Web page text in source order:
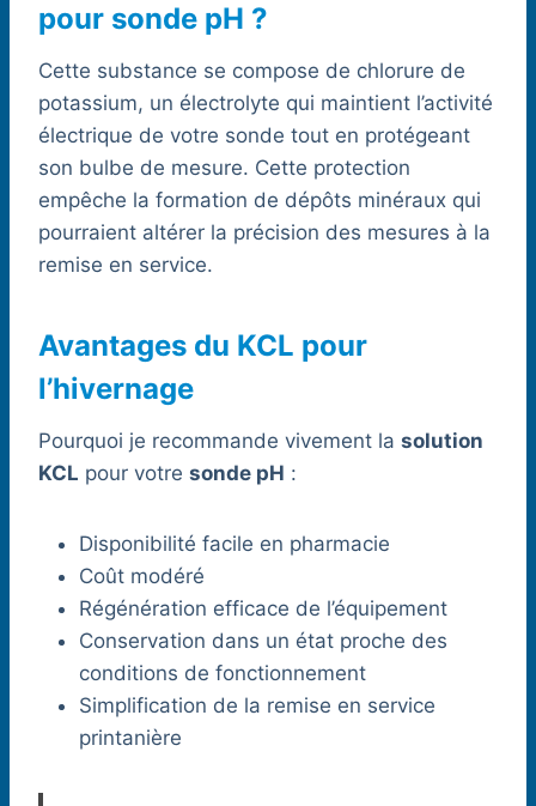
pour sonde pH ?
Cette substance se compose de chlorure de
potassium, un électrolyte qui maintient l’activité
électrique de votre sonde tout en protégeant
son bulbe de mesure. Cette protection
empêche la formation de dépôts minéraux qui
pourraient altérer la précision des mesures à la
remise en service.
Avantages du KCL pour
l’hivernage
Pourquoi je recommande vivement la solution
KCL pour votre sonde pH :
Disponibilité facile en pharmacie
Coût modéré
Régénération efficace de l’équipement
Conservation dans un état proche des
conditions de fonctionnement
Simplification de la remise en service
printanière